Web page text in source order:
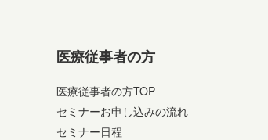
医療従事者の方
医療従事者の方TOP
セミナーお申し込みの流れ
セミナー日程